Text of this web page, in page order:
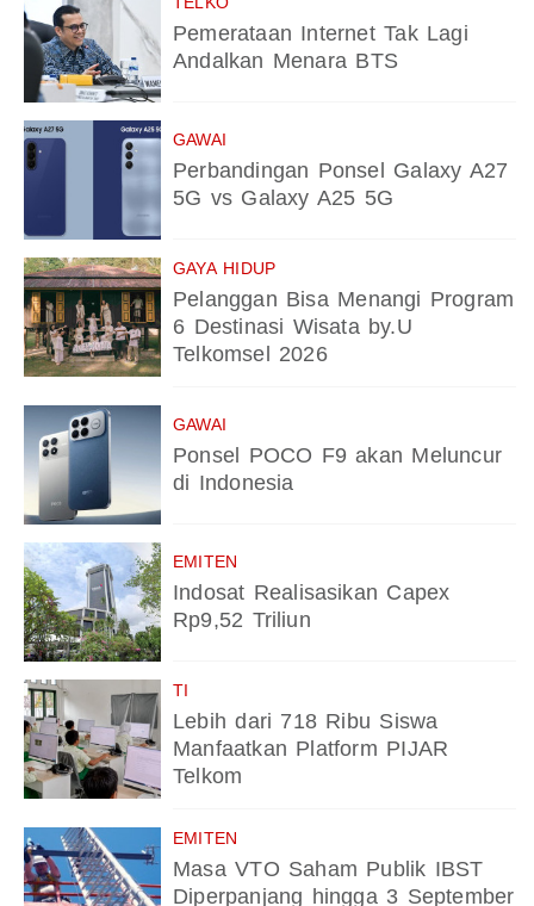
Pemerataan Internet Tak Lagi
Andalkan Menara BTS
GAWAI
Perbandingan Ponsel Galaxy A27
5G vs Galaxy A25 5G
GAYA HIDUP
Pelanggan Bisa Menangi Program
6 Destinasi Wisata by.U
Telkomsel 2026
GAWAI
Ponsel POCO F9 akan Meluncur
di Indonesia
EMITEN
Indosat Realisasikan Capex
Rp9,52 Triliun
TI
Lebih dari 718 Ribu Siswa
Manfaatkan Platform PIJAR
Telkom
EMITEN
Masa VTO Saham Publik IBST
Diperpanjang hingga 3 September